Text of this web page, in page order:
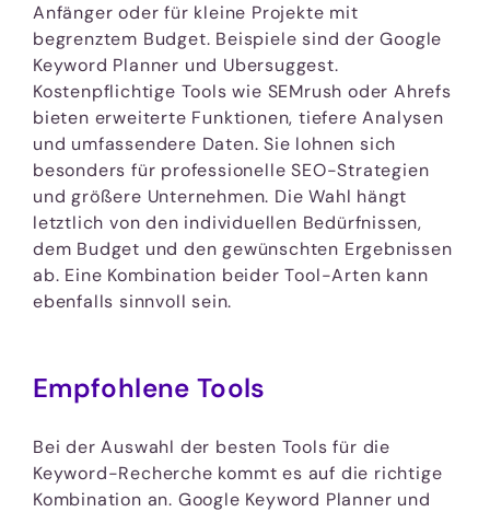
Anfänger oder für kleine Projekte mit
begrenztem Budget. Beispiele sind der Google
Keyword Planner und Ubersuggest.
Kostenpflichtige Tools wie SEMrush oder Ahrefs
bieten erweiterte Funktionen, tiefere Analysen
und umfassendere Daten. Sie lohnen sich
besonders für professionelle SEO-Strategien
und größere Unternehmen. Die Wahl hängt
letztlich von den individuellen Bedürfnissen,
dem Budget und den gewünschten Ergebnissen
ab. Eine Kombination beider Tool-Arten kann
ebenfalls sinnvoll sein.
Empfohlene Tools
Bei der Auswahl der besten Tools für die
Keyword-Recherche kommt es auf die richtige
Kombination an. Google Keyword Planner und